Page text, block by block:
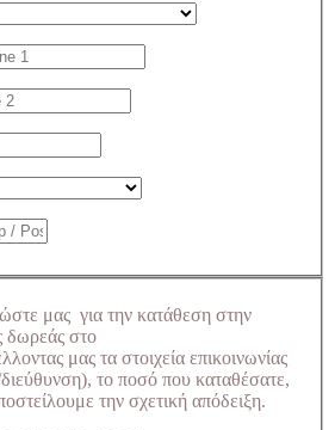
μας για την κατάθεση στην
δωρεάς στο
μας τα στοιχεία επικοινωνίας
το ποσό που καταθέσατε,
την σχετική απόδειξη.